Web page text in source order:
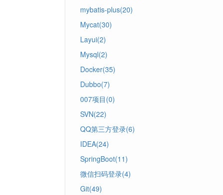
mybatis-plus(20)
Mycat(30)
Layui(2)
Mysql(2)
Docker(35)
Dubbo(7)
007项目(0)
SVN(22)
QQ第三方登录(6)
IDEA(24)
SpringBoot(11)
微信扫码登录(4)
Git(49)